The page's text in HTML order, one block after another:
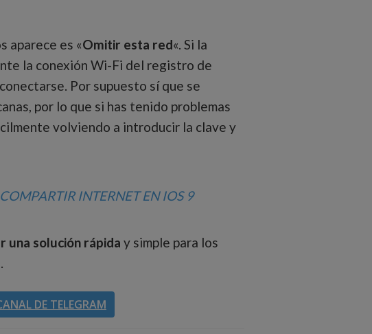
aparece es «Omitir esta red«. Si la
la conexión Wi-Fi del registro de
Por supuesto sí que se
por lo que si has tenido problemas
volviendo a introducir la clave y
INTERNET EN IOS 9
una solución rápida y simple para los
DE TELEGRAM